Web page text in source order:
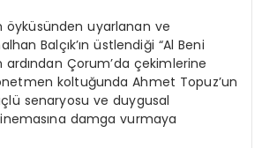
öyküsünden uyarlanan ve
Balçık’ın üstlendiği “Al Beni
ardından Çorum’da çekimlerine
koltuğunda Ahmet Topuz’un
senaryosu ve duygusal
damga vurmaya